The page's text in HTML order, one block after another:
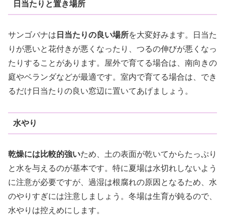
日当たりと置き場所
サンゴバナは 日当たりの良い場所を大変好みます。日当た
りが悪いと花付きが悪くなったり、つるの伸びが悪くなっ
たりすることがあります。屋外で育てる場合は、南向きの
庭やベランダなどが最適です。室内で育てる場合は、でき
るだけ日当たりの良い窓辺に置いてあげましょう。
水やり
乾燥には比較的強いため、土の表面が乾いてからたっぷり
と水を与えるのが基本です。特に夏場は水切れしないよう
に注意が必要ですが、過湿は根腐れの原因となるため、水
のやりすぎには注意しましょう。冬場は生育が鈍るので、
水やりは控えめにします。